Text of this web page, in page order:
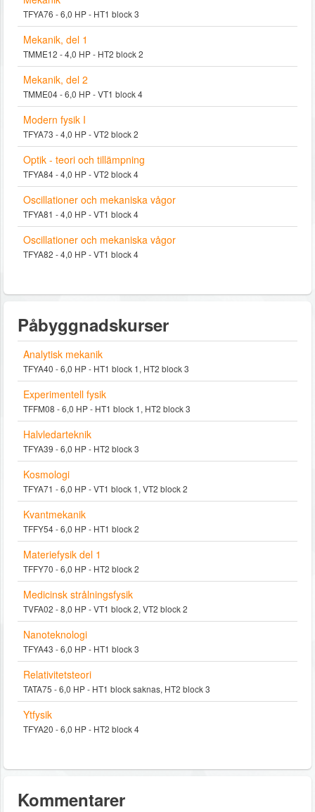
TFYA76 - 6,0 HP - HT1 block 3
Mekanik, del 1
TMME12 - 4,0 HP - HT2 block 2
Mekanik, del 2
TMME04 - 6,0 HP - VT1 block 4
Modern fysik I
TFYA73 - 4,0 HP - VT2 block 2
Optik - teori och tillämpning
TFYA84 - 4,0 HP - VT2 block 4
Oscillationer och mekaniska vågor
TFYA81 - 4,0 HP - VT1 block 4
Oscillationer och mekaniska vågor
TFYA82 - 4,0 HP - VT1 block 4
Påbyggnadskurser
Analytisk mekanik
TFYA40 - 6,0 HP - HT1 block 1, HT2 block 3
Experimentell fysik
TFFM08 - 6,0 HP - HT1 block 1, HT2 block 3
Halvledarteknik
TFYA39 - 6,0 HP - HT2 block 3
Kosmologi
TFYA71 - 6,0 HP - VT1 block 1, VT2 block 2
Kvantmekanik
TFFY54 - 6,0 HP - HT1 block 2
Materiefysik del 1
TFFY70 - 6,0 HP - HT2 block 2
Medicinsk strålningsfysik
TVFA02 - 8,0 HP - VT1 block 2, VT2 block 2
Nanoteknologi
TFYA43 - 6,0 HP - HT1 block 3
Relativitetsteori
TATA75 - 6,0 HP - HT1 block saknas, HT2 block 3
Ytfysik
TFYA20 - 6,0 HP - HT2 block 4
Kommentarer